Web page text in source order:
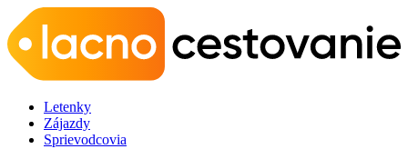
Letenky
Zájazdy
Sprievodcovia